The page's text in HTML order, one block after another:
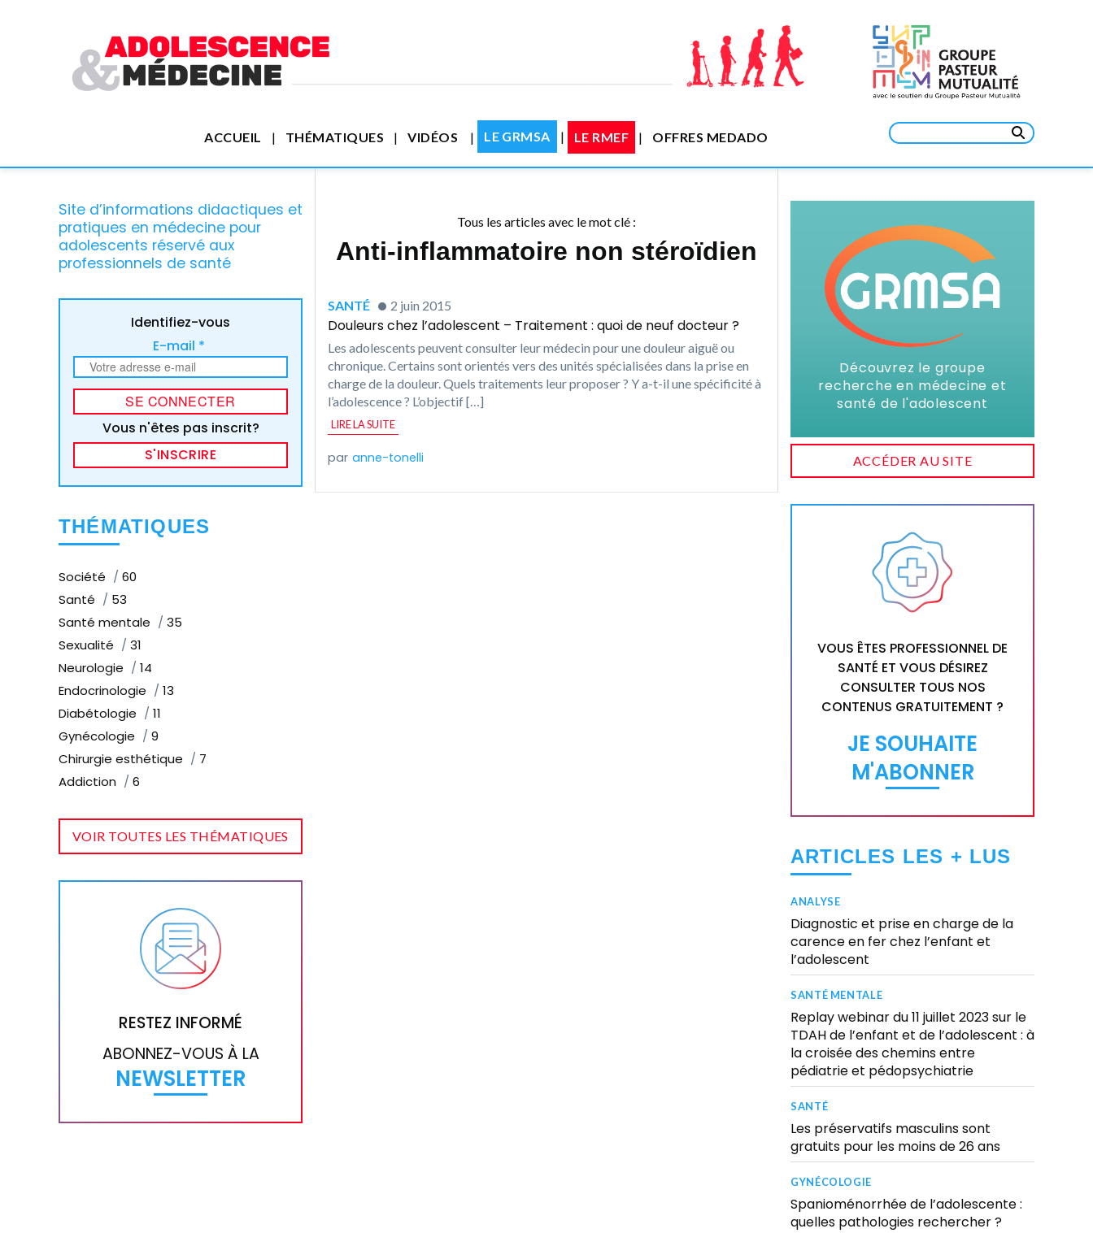
ACCUEIL THÉMATIQUES VIDÉOS LE GRMSA LE RMEF OFFRES MEDADO Rechercher :
Site d’informations didactiques et
pratiques en médecine pour
adolescents réservé aux
professionnels de santé
Identifiez-vous
E-mail *
Vous n'êtes pas inscrit?
S'INSCRIRE
THÉMATIQUES
Société
60
Santé
53
Santé mentale
35
Sexualité
31
Neurologie
14
Endocrinologie
13
Diabétologie
11
Gynécologie
9
Chirurgie esthétique
7
Addiction
6
VOIR TOUTES LES THÉMATIQUES
RESTEZ INFORMÉ
ABONNEZ-VOUS À LA
NEWSLETTER
Tous les articles avec le mot clé :
Anti-inflammatoire non stéroïdien
SANTÉ 2 juin 2015
Douleurs chez l’adolescent – Traitement : quoi de neuf docteur ?
Les adolescents peuvent consulter leur médecin pour une douleur aiguë ou
chronique. Certains sont orientés vers des unités spécialisées dans la prise en
charge de la douleur. Quels traitements leur proposer ? Y a-t-il une spécificité à
l’adolescence ? L’objectif […]
LIRE LA SUITE
anne-tonelli
Découvrez le groupe
recherche en médecine et
santé de l'adolescent
ACCÉDER AU SITE
VOUS ÊTES PROFESSIONNEL DE
SANTÉ ET VOUS DÉSIREZ
CONSULTER TOUS NOS
CONTENUS GRATUITEMENT ?
JE SOUHAITE
M'ABONNER
ARTICLES LES + LUS
ANALYSE
Diagnostic et prise en charge de la
carence en fer chez l’enfant et
l’adolescent
SANTÉ MENTALE
Replay webinar du 11 juillet 2023 sur le
TDAH de l’enfant et de l’adolescent : à
la croisée des chemins entre
pédiatrie et pédopsychiatrie
SANTÉ
Les préservatifs masculins sont
gratuits pour les moins de 26 ans
GYNÉCOLOGIE
Spanioménorrhée de l’adolescente :
quelles pathologies rechercher ?